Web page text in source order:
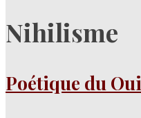
Nihilisme
Poétique du Oui